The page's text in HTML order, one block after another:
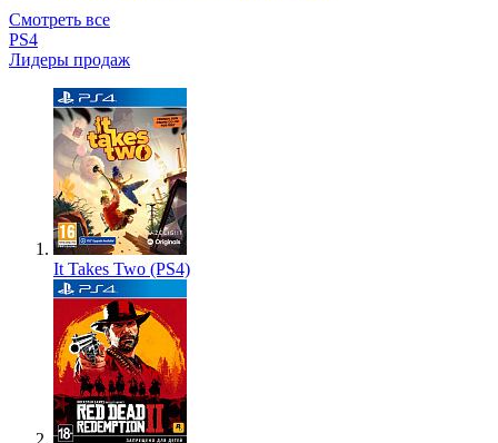
Смотреть все
PS4
Лидеры продаж
It Takes Two (PS4)